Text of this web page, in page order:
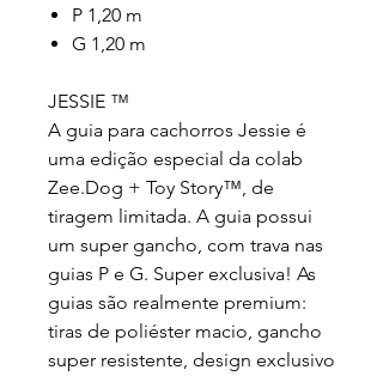
P 1,20 m
G 1,20 m
JESSIE ™
A guia para cachorros Jessie é
uma edição especial da colab
Zee.Dog + Toy Story™, de
tiragem limitada. A guia possui
um super gancho, com trava nas
guias P e G. Super exclusiva! As
guias são realmente premium:
tiras de poliéster macio, gancho
super resistente, design exclusivo